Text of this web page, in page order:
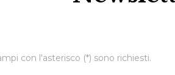
con l'asterisco (*) sono richiesti.